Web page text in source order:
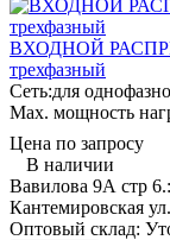
ВХОДНОЙ
трехфазный
Сеть:для
Мах. мощность
Цена по запросу
В наличии
Вавилова 9А стр 6.:
Кантемировская
Оптовый склад: